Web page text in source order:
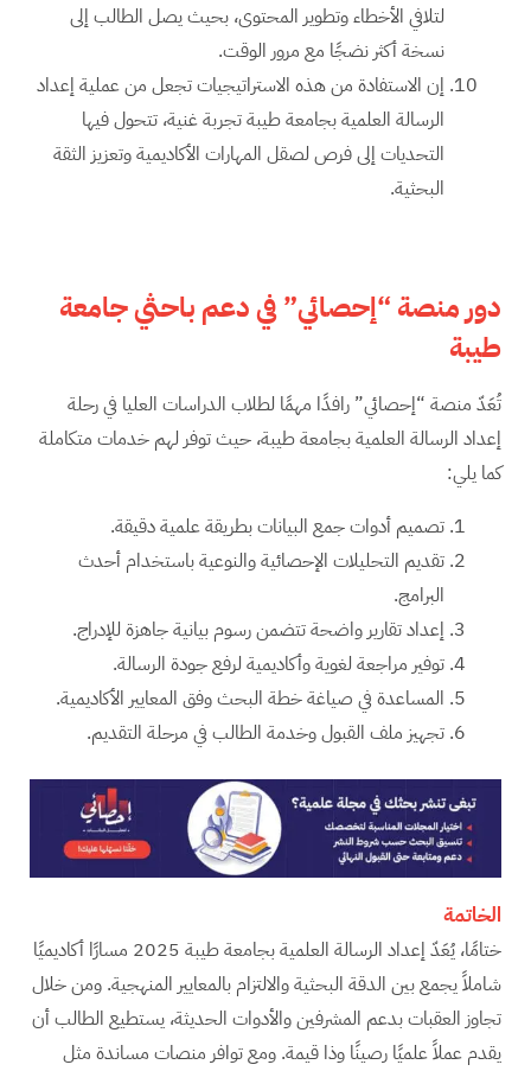
لتلافي الأخطاء وتطوير المحتوى، بحيث يصل الطالب إلى
نسخة أكثر نضجًا مع مرور الوقت.
إن الاستفادة من هذه الاستراتيجيات تجعل من عملية إعداد
الرسالة العلمية بجامعة طيبة تجربة غنية، تتحول فيها
التحديات إلى فرص لصقل المهارات الأكاديمية وتعزيز الثقة
البحثية.
دور منصة “إحصائي” في دعم باحثي جامعة
طيبة
تُعَدّ منصة “إحصائي” رافدًا مهمًا لطلاب الدراسات العليا في رحلة
إعداد الرسالة العلمية بجامعة طيبة، حيث توفر لهم خدمات متكاملة
كما يلي:
تصميم أدوات جمع البيانات بطريقة علمية دقيقة.
تقديم التحليلات الإحصائية والنوعية باستخدام أحدث
البرامج.
إعداد تقارير واضحة تتضمن رسوم بيانية جاهزة للإدراج.
توفير مراجعة لغوية وأكاديمية لرفع جودة الرسالة.
المساعدة في صياغة خطة البحث وفق المعايير الأكاديمية.
تجهيز ملف القبول وخدمة الطالب في مرحلة التقديم.
الخاتمة
ختامًا، يُعَدّ إعداد الرسالة العلمية بجامعة طيبة 2025 مسارًا أكاديميًا
شاملاً يجمع بين الدقة البحثية والالتزام بالمعايير المنهجية. ومن خلال
تجاوز العقبات بدعم المشرفين والأدوات الحديثة، يستطيع الطالب أن
يقدم عملاً علميًا رصينًا وذا قيمة. ومع توافر منصات مساندة مثل